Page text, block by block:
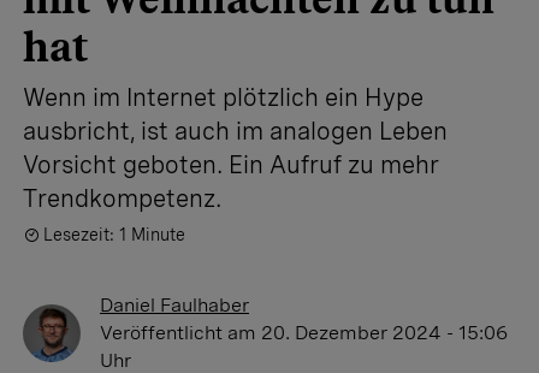
hat
Wenn im Internet plötzlich ein Hype
ausbricht, ist auch im analogen Leben
Vorsicht geboten. Ein Aufruf zu mehr
Trendkompetenz.
Lesezeit: 1 Minute
Daniel Faulhaber
Veröffentlicht am 20. Dezember 2024 - 15:06
Uhr